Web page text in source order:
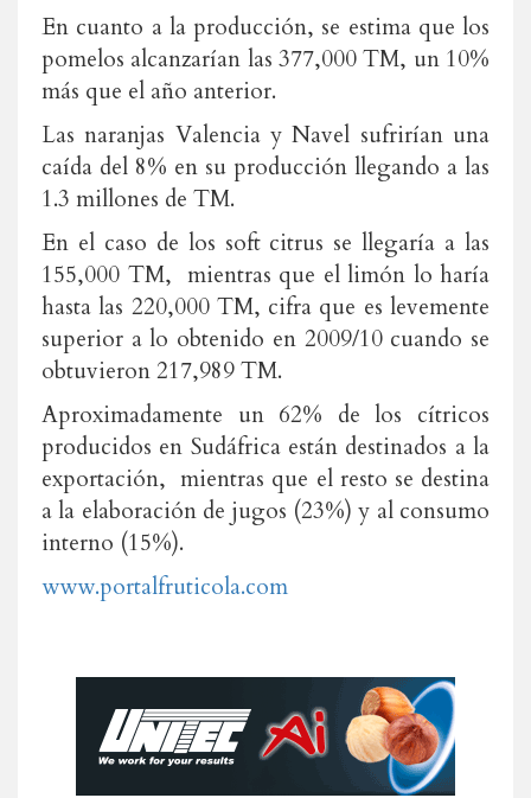
En cuanto a la producción, se estima que los
pomelos alcanzarían las 377,000 TM, un 10%
más que el año anterior.
Las naranjas Valencia y Navel sufrirían una
caída del 8% en su producción llegando a las
1.3 millones de TM.
En el caso de los soft citrus se llegaría a las
155,000 TM, mientras que el limón lo haría
hasta las 220,000 TM, cifra que es levemente
superior a lo obtenido en 2009/10 cuando se
obtuvieron 217,989 TM.
Aproximadamente un 62% de los cítricos
producidos en Sudáfrica están destinados a la
exportación, mientras que el resto se destina
a la elaboración de jugos (23%) y al consumo
interno (15%).
www.portalfruticola.com